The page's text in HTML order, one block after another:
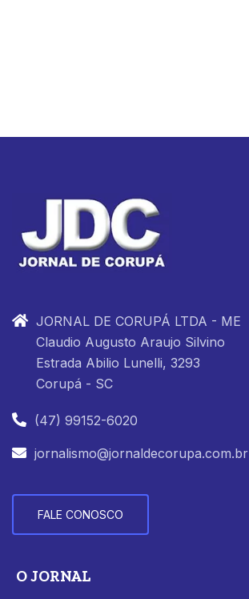
JORNAL DE CORUPÁ LTDA - ME
Claudio Augusto Araujo Silvino
Estrada Abilio Lunelli, 3293
Corupá - SC
(47) 99152-6020
jornalismo@jornaldecorupa.com.br
FALE CONOSCO
O JORNAL